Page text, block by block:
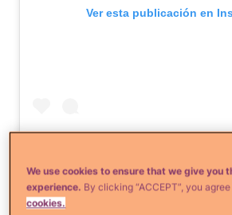
Ver esta publicación en
We use cookies to ensure that we give you
experience. By clicking “ACCEPT”, you
cookies.